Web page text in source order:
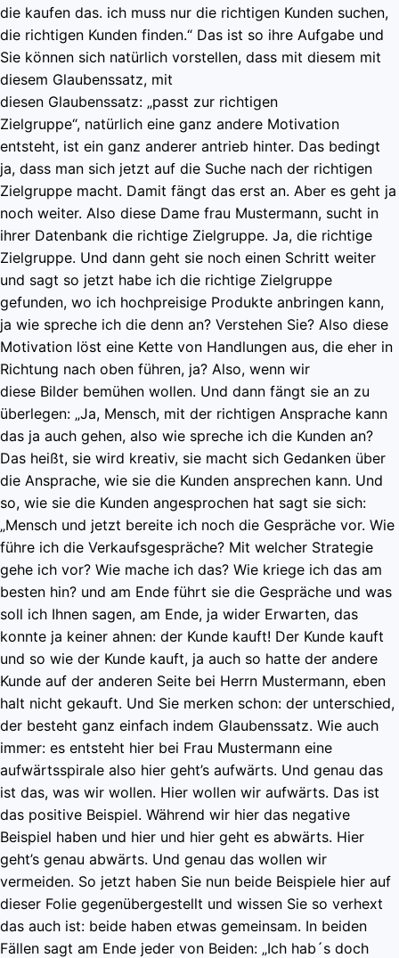
die kaufen das. ich muss nur die richtigen Kunden suchen,
die richtigen Kunden finden.“ Das ist so ihre Aufgabe und
Sie können sich natürlich vorstellen, dass mit diesem mit
diesem Glaubenssatz, mit
diesen Glaubenssatz: „passt zur richtigen
Zielgruppe“, natürlich eine ganz andere Motivation
entsteht, ist ein ganz anderer antrieb hinter. Das bedingt
ja, dass man sich jetzt auf die Suche nach der richtigen
Zielgruppe macht. Damit fängt das erst an. Aber es geht ja
noch weiter. Also diese Dame frau Mustermann, sucht in
ihrer Datenbank die richtige Zielgruppe. Ja, die richtige
Zielgruppe. Und dann geht sie noch einen Schritt weiter
und sagt so jetzt habe ich die richtige Zielgruppe
gefunden, wo ich hochpreisige Produkte anbringen kann,
ja wie spreche ich die denn an? Verstehen Sie? Also diese
Motivation löst eine Kette von Handlungen aus, die eher in
Richtung nach oben führen, ja? Also, wenn wir
diese Bilder bemühen wollen. Und dann fängt sie an zu
überlegen: „Ja, Mensch, mit der richtigen Ansprache kann
das ja auch gehen, also wie spreche ich die Kunden an?
Das heißt, sie wird kreativ, sie macht sich Gedanken über
die Ansprache, wie sie die Kunden ansprechen kann. Und
so, wie sie die Kunden angesprochen hat sagt sie sich:
„Mensch und jetzt bereite ich noch die Gespräche vor. Wie
führe ich die Verkaufsgespräche? Mit welcher Strategie
gehe ich vor? Wie mache ich das? Wie kriege ich das am
besten hin? und am Ende führt sie die Gespräche und was
soll ich Ihnen sagen, am Ende, ja wider Erwarten, das
konnte ja keiner ahnen: der Kunde kauft! Der Kunde kauft
und so wie der Kunde kauft, ja auch so hatte der andere
Kunde auf der anderen Seite bei Herrn Mustermann, eben
halt nicht gekauft. Und Sie merken schon: der unterschied,
der besteht ganz einfach indem Glaubenssatz. Wie auch
immer: es entsteht hier bei Frau Mustermann eine
aufwärtsspirale also hier geht’s aufwärts. Und genau das
ist das, was wir wollen. Hier wollen wir aufwärts. Das ist
das positive Beispiel. Während wir hier das negative
Beispiel haben und hier und hier geht es abwärts. Hier
geht’s genau abwärts. Und genau das wollen wir
vermeiden. So jetzt haben Sie nun beide Beispiele hier auf
dieser Folie gegenübergestellt und wissen Sie so verhext
das auch ist: beide haben etwas gemeinsam. In beiden
Fällen sagt am Ende jeder von Beiden: „Ich hab´s doch